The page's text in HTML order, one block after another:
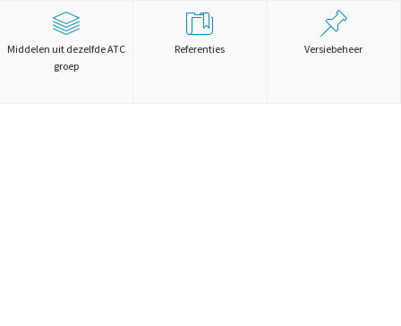
Middelen uit dezelfde ATC
groep
Referenties Versiebeheer